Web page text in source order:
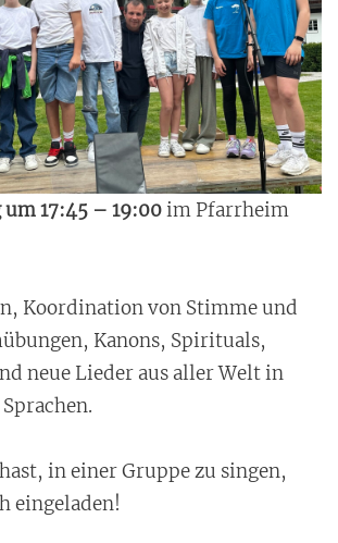
um 17:45 – 19:00im Pfarrheim
Koordination von Stimme und
Kanons, Spirituals,
neue Lieder aus aller Welt in
in einer Gruppe zu singen,
eingeladen!